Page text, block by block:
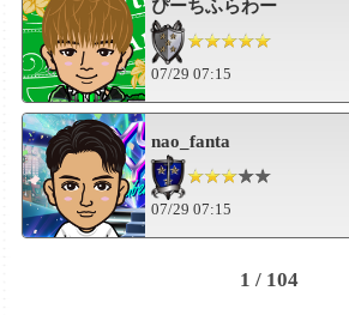
ぴーちふらわー
07/29 07:15
nao_fanta
07/29 07:15
1 / 104